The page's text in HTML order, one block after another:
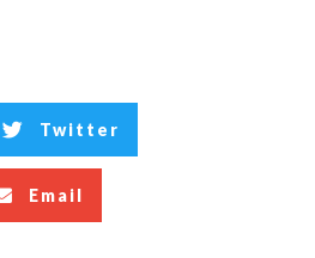
Twitter
Email